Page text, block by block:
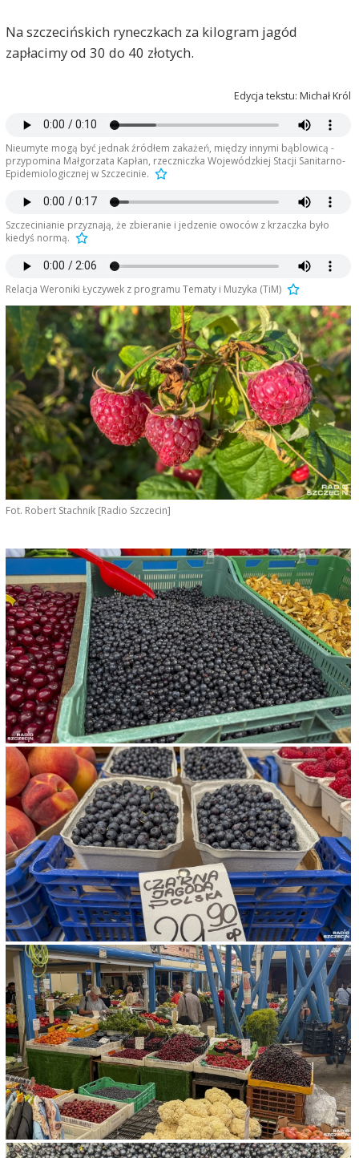
Na szczecińskich ryneczkach za kilogram jagód
zapłacimy od 30 do 40 złotych.
Edycja tekstu: Michał Król
Nieumyte mogą być jednak źródłem zakażeń, między innymi bąblowicą -
przypomina Małgorzata Kapłan, rzeczniczka Wojewódzkiej Stacji Sanitarno-
Epidemiologicznej w Szczecinie.
Szczecinianie przyznają, że zbieranie i jedzenie owoców z krzaczka było
kiedyś normą.
Relacja Weroniki Łyczywek z programu Tematy i Muzyka (TiM)
Fot. Robert Stachnik [Radio Szczecin]